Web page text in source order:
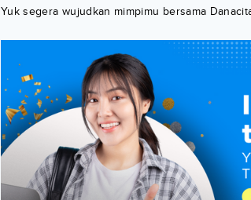
Yuk segera wujudkan mimpimu bersama